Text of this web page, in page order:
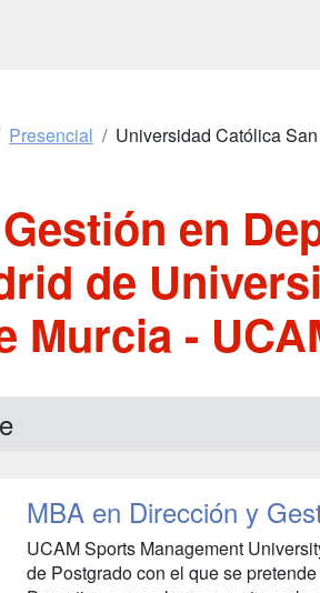
Presencial Universidad Católica
en
de
Murcia -
MBA en Dirección y
UCAM Sports Management
de Postgrado con el que se